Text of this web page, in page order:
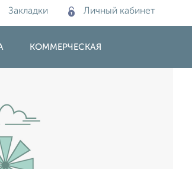
Закладки Личный кабинет
КОММЕРЧЕСКАЯ